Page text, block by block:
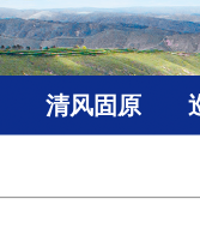
清风固原